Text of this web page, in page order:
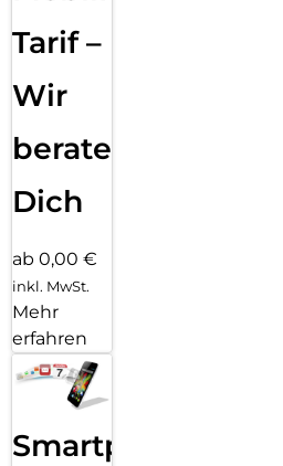
Tarif –
Wir
beraten
Dich
ab 0,00 €
inkl. MwSt.
Mehr
erfahren
Smartphone